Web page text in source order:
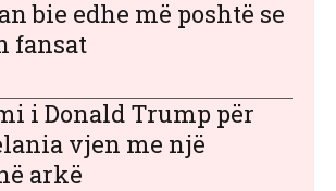
bie edhe më poshtë se
fansat
i Donald Trump për
vjen me një
arkë